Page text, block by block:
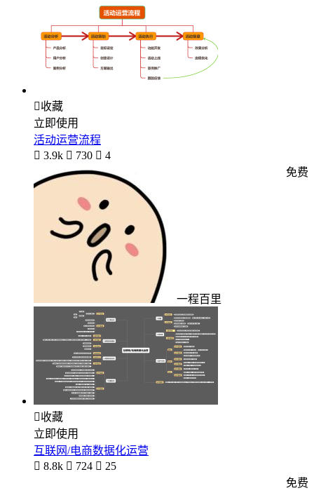
收藏
立即使用
活动运营流程
 3.9k  730  4
一程百里
免费
收藏
立即使用
互联网/电商数据化运营
 8.8k  724  25
免费